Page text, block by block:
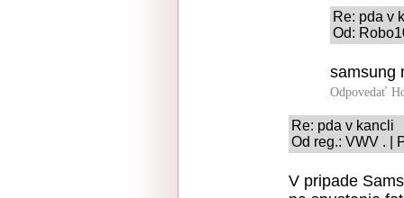
Re: pda v
Od:
samsung
Odpovedať
Re: pda v kancli
Od reg.: VWV . |
V pripade